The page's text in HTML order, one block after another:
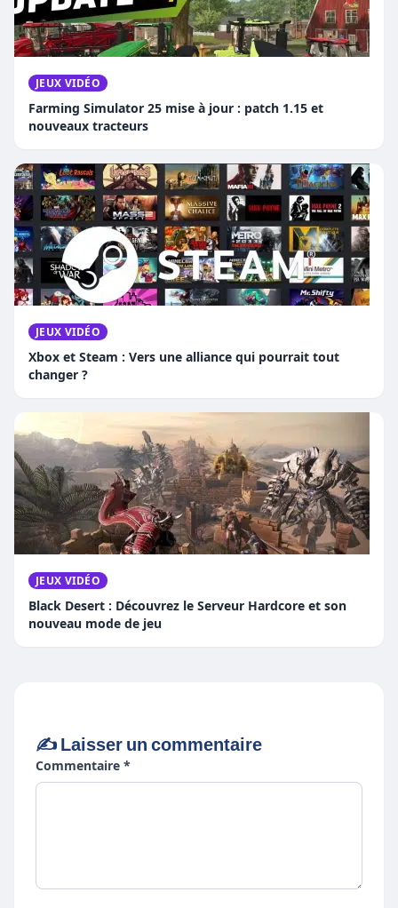
JEUX VIDÉO
Farming Simulator 25 mise à jour : patch 1.15 et
nouveaux tracteurs
JEUX VIDÉO
Xbox et Steam : Vers une alliance qui pourrait tout
changer ?
JEUX VIDÉO
Black Desert : Découvrez le Serveur Hardcore et son
nouveau mode de jeu
✍️ Laisser un commentaire
Commentaire *